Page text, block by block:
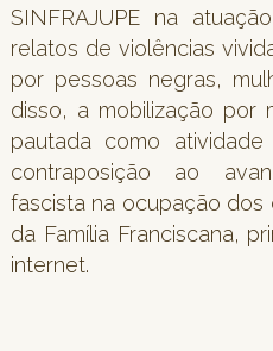
SINFRAJUPE na
relatos de violências
por pessoas negras,
disso, a mobilização por
pautada como
contraposição ao
fascista na ocupação
da Família Franciscana,
internet.